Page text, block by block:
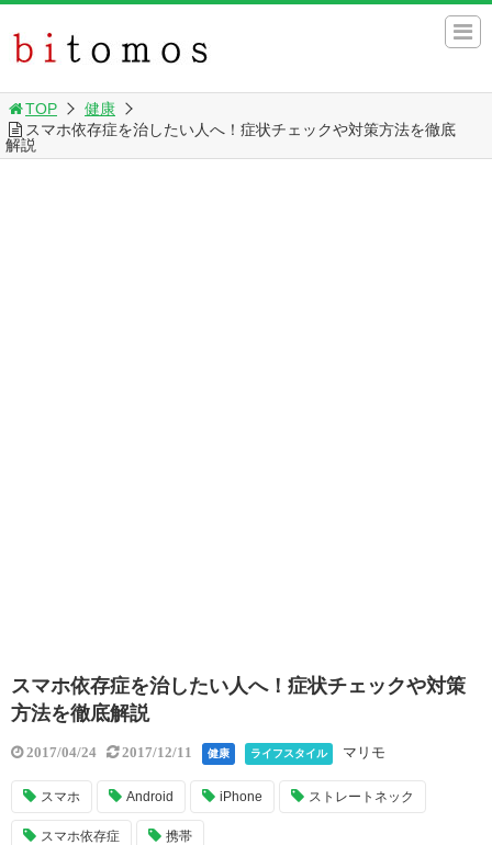
TOP
健康
スマホ依存症を治したい人へ！症状チェックや対策方法を徹底
解説
スマホ依存症を治したい人へ！症状チェックや対策
方法を徹底解説
2017/04/24 2017/12/11 健康 ライフスタイル マリモ
スマホ Android iPhone ストレートネック
スマホ依存症 携帯